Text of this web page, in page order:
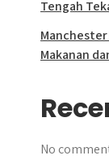
Tengah
Makanan
No